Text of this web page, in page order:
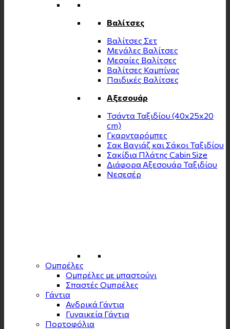
Βαλίτσες
Βαλίτσες Σετ
Μεγάλες Βαλίτσες
Μεσαίες Βαλίτσες
Βαλίτσες Καμπίνας
Παιδικές Βαλίτσες
Αξεσουάρ
Τσάντα Ταξιδίου (40x25x20
cm)
Γκαρνταρόμπες
Σακ Βαγιάζ και Σάκοι Ταξιδίου
Σακίδια Πλάτης Cabin Size
Διάφορα Αξεσουάρ Ταξιδίου
Νεσεσέρ
Ομπρέλες
Ομπρέλες με μπαστούνι
Σπαστές Ομπρέλες
Γάντια
Ανδρικά Γάντια
Γυναικεία Γάντια
Πορτοφόλια